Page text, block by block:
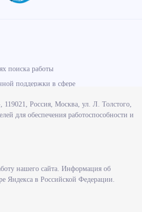
поиска работы
поддержки в сфере
Россия, Москва, ул. Л. Толстого,
для обеспечения работоспособности и
нашего сайта. Информация об
Яндекса в Российской Федерации.